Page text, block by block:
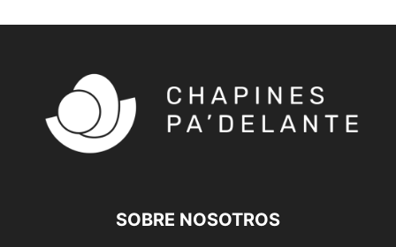
SOBRE NOSOTROS